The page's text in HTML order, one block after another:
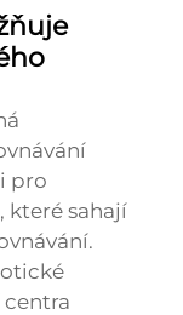
pro
které sahají
centra